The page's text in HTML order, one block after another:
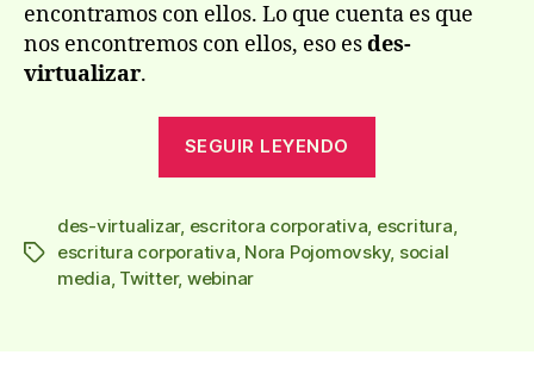
encontramos con ellos. Lo que cuenta es que
nos encontremos con ellos, eso esdes-
virtualizar.
SEGUIR LEYENDO
Etiquetas
des-virtualizar, escritora corporativa escritura
escritura corporativa Nora Pojomovsky, social
media Twitter, webinar